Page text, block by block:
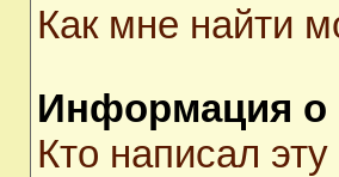
Как мне найти
Информация о
Кто написал